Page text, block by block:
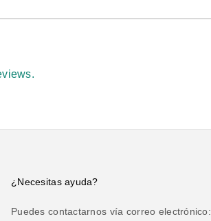
¿Necesitas ayuda?
Puedes contactarnos vía correo electrónico: